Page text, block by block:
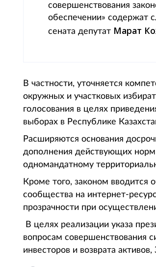
совершенствования
обеспечении» содержат
сената депутат Марат
В частности, уточняется
окружных и участковых
голосования в целях
выборах в Республике
Расширяются основания
дополнения действующих норм
одномандатному
Кроме того, законом вводится
сообщества на интернет-
прозрачности при
В целях реализации указа
вопросам совершенствования
инвесторов и возврата